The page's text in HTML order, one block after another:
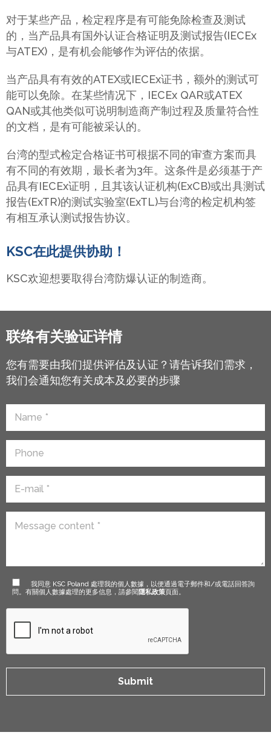
对于某些产品，检定程序是有可能免除检查及测试
的，当产品具有国外认证合格证明及测试报告(IECEx
与ATEX)，是有机会能够作为评估的依据。
当产品具有有效的ATEX或IECEx证书，额外的测试可
能可以免除。在某些情况下，IECEx QAR或ATEX
QAN或其他类似可说明制造商产制过程及质量符合性
的文档，是有可能被采认的。
台湾的型式检定合格证书可根据不同的审查方案而具
有不同的有效期，最长者为3年。这条件是必须基于产
品具有IECEx证明，且其该认证机构(ExCB)或出具测试
报告(ExTR)的测试实验室(ExTL)与台湾的检定机构签
有相互承认测试报告协议。
KSC在此提供协助！
KSC欢迎想要取得台湾防爆认证的制造商。
联络有关验证详情
您有需要由我们提供评估及认证？请告诉我们需求，
我们会通知您有关成本及必要的步骤
我同意 KSC Poland 處理我的個人數據，以便通過電子郵件和/或電話回答詢
問。有關個人數據處理的更多信息，請參閱隱私政策頁面。